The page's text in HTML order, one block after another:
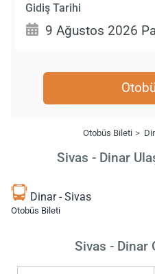
Gidiş Tarihi
Otobüs Bileti
Sivas - Dinar
Dinar - Sivas
Otobüs Bileti
Sivas - Dinar